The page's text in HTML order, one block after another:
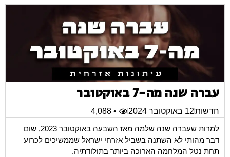
עברה שנה מה-7 באוקטובר
חדשות12 באוקטובר 2024
• 4,088
למרות שעברה שנה שלמה מאז השבעה באוקטובר 2023, שום
דבר מהותי לא השתנה בשביל אזרחי ישראל שממשיכים לכרוע
תחת נטל המלחמה הארוכה ביותר בתולודתיה.